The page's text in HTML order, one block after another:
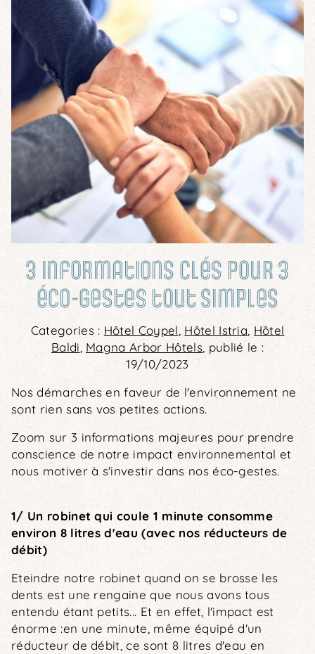
VÉRIFIER LA DISPONIBILITÉ
3 informations clés pour 3
éco-gestes tout simples
Categories : Hôtel Coypel Hôtel Istria Hôtel
Baldi Magna Arbor Hôtels, publié le :
19/10/2023
Nos démarches en faveur de l'environnement ne
sont rien sans vos petites actions.
Zoom sur 3 informations majeures pour prendre
conscience de notre impact environnemental et
nous motiver à s'investir dans nos éco-gestes.
1/ Un robinet qui coule 1 minute consomme
environ 8 litres d'eau (avec nos réducteurs de
débit)
Eteindre notre robinet quand on se brosse les
dents est une rengaine que nous avons tous
entendu étant petits... Et en effet, l'impact est
énorme :en une minute, même équipé d'un
réducteur de débit, ce sont 8 litres d'eau en